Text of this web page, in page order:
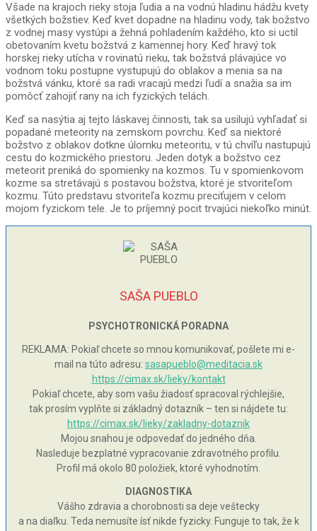
Všade na krajoch rieky stoja ľudia a na vodnú hladinu hádžu kvety
všetkých božstiev. Keď kvet dopadne na hladinu vody, tak božstvo
z vodnej masy vystúpi a žehná pohladením každého, kto si uctil
obetovaním kvetu božstvá z kamennej hory. Keď hravý tok
horskej rieky utícha v rovinatú rieku, tak božstvá plávajúce vo
vodnom toku postupne vystupujú do oblakov a menia sa na
božstvá vánku, ktoré sa radi vracajú medzi ľudí a snažia sa im
pomôcť zahojiť rany na ich fyzických telách.
Keď sa nasýtia aj tejto láskavej činnosti, tak sa usilujú vyhľadať si
popadané meteority na zemskom povrchu. Keď sa niektoré
božstvo z oblakov dotkne úlomku meteoritu, v tú chvíľu nastupujú
cestu do kozmického priestoru. Jeden dotyk a božstvo cez
meteorit preniká do spomienky na kozmos. Tu v spomienkovom
kozme sa stretávajú s postavou božstva, ktoré je stvoriteľom
kozmu. Túto predstavu stvoriteľa kozmu preciťujem v celom
mojom fyzickom tele. Je to príjemný pocit trvajúci niekoľko minút.
SAŠA PUEBLO
PSYCHOTRONICKÁ PORADNA
REKLAMA: Pokiaľ chcete so mnou komunikovať, pošlete mi e-
mail na túto adresu: sasapueblo@meditacia.sk
https://cimax.sk/lieky/kontakt
Pokiaľ chcete, aby som vašu žiadosť spracoval rýchlejšie,
tak prosím vyplňte si základný dotazník – ten si nájdete tu:
https://cimax.sk/lieky/zakladny-dotaznik
Mojou snahou je odpovedať do jedného dňa.
Nasleduje bezplatné vypracovanie zdravotného profilu.
Profil má okolo 80 položiek, ktoré vyhodnotím.
DIAGNOSTIKA
Vášho zdravia a chorobnosti sa deje veštecky
a na diaľku. Teda nemusíte ísť nikde fyzicky. Funguje to tak, že k